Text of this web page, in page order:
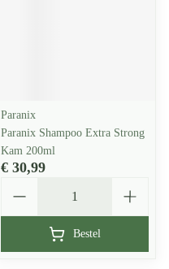
Paranix
Paranix Shampoo Extra Strong
Kam 200ml
€ 30,99
Bestel